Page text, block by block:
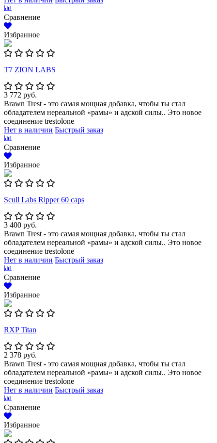
Сравнение
Избранное
Т7 ZION LABS
3 772 руб.
Brawn Trest - это самая мощная добавка, чтобы ты стал
обладателем нереальной «рамы» и адской силы.. Это новое
соединение trestolone
Нет в наличии Быстрый заказ
Сравнение
Избранное
Scull Labs Ripper 60 caps
3 400 руб.
Brawn Trest - это самая мощная добавка, чтобы ты стал
обладателем нереальной «рамы» и адской силы.. Это новое
соединение trestolone
Нет в наличии Быстрый заказ
Сравнение
Избранное
RXP Titan
2 378 руб.
Brawn Trest - это самая мощная добавка, чтобы ты стал
обладателем нереальной «рамы» и адской силы.. Это новое
соединение trestolone
Нет в наличии Быстрый заказ
Сравнение
Избранное